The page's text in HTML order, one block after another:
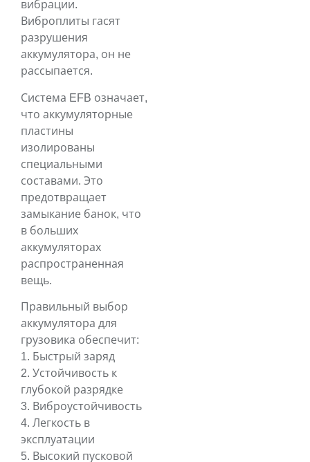
вибрации.
Виброплиты гасят
разрушения
аккумулятора, он не
рассыпается.
Система EFB означает,
что аккумуляторные
пластины
изолированы
специальными
составами. Это
предотвращает
замыкание банок, что
в больших
аккумуляторах
распространенная
вещь.
Правильный выбор
аккумулятора для
грузовика обеспечит:
1. Быстрый заряд
2. Устойчивость к
глубокой разрядке
3. Виброустойчивость
4. Легкость в
эксплуатации
5. Высокий пусковой